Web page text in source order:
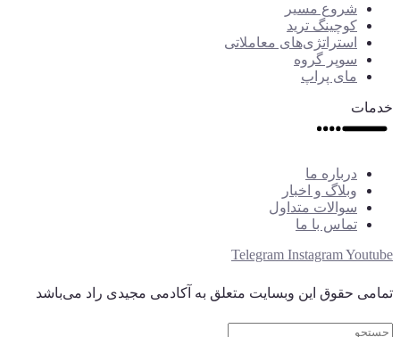
شروع مسیر
کوچینگ ترید
استراتژی‌های معاملاتی
سوپر گروه
مای پراپ
خدمات
درباره ما
وبلاگ و اخبار
سوالات متداول
تماس با ما
Telegram InstagramYoutube
تمامی حقوق این وبسایت متعلق به آکادمی مجیدی راد می‌باشد